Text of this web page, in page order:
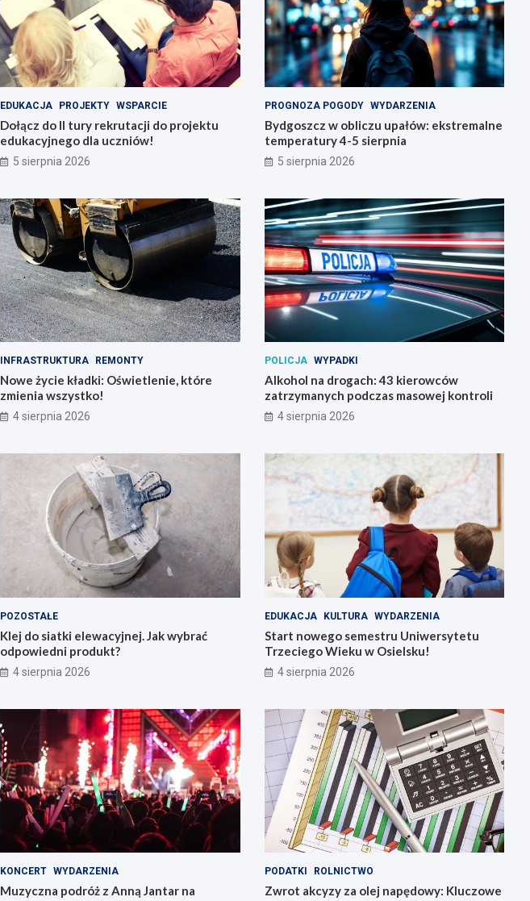
EDUKACJA PROJEKTY WSPARCIE
Dołącz do II tury rekrutacji do projektu
edukacyjnego dla uczniów!
5 sierpnia 2026
PROGNOZA POGODY WYDARZENIA
Bydgoszcz w obliczu upałów: ekstremalne
temperatury 4-5 sierpnia
5 sierpnia 2026
INFRASTRUKTURA REMONTY
Nowe życie kładki: Oświetlenie, które
zmienia wszystko!
4 sierpnia 2026
POLICJA WYPADKI
Alkohol na drogach: 43 kierowców
zatrzymanych podczas masowej kontroli
4 sierpnia 2026
POZOSTAŁE
Klej do siatki elewacyjnej. Jak wybrać
odpowiedni produkt?
4 sierpnia 2026
EDUKACJA KULTURA WYDARZENIA
Start nowego semestru Uniwersytetu
Trzeciego Wieku w Osielsku!
4 sierpnia 2026
KONCERT WYDARZENIA
Muzyczna podróż z Anną Jantar na
PODATKI ROLNICTWO
Zwrot akcyzy za olej napędowy: Kluczowe